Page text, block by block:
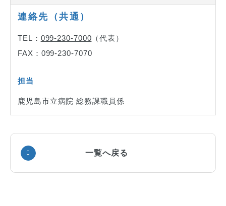
連絡先（共通）
TEL： 099-230-7000 （代表）
FAX：099-230-7070
担当
鹿児島市立病院 総務課職員係
一覧へ戻る